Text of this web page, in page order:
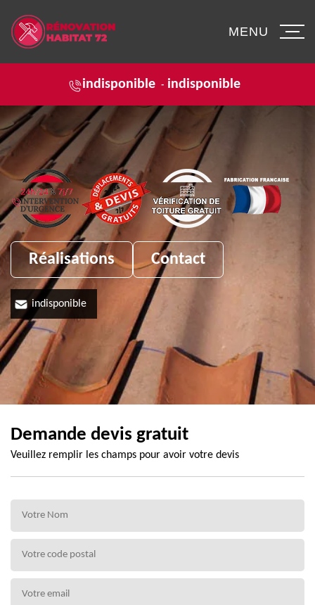
indisponible - indisponible
MENU
Réalisations Contact
indisponible
Demande devis gratuit
Veuillez remplir les champs pour avoir votre devis